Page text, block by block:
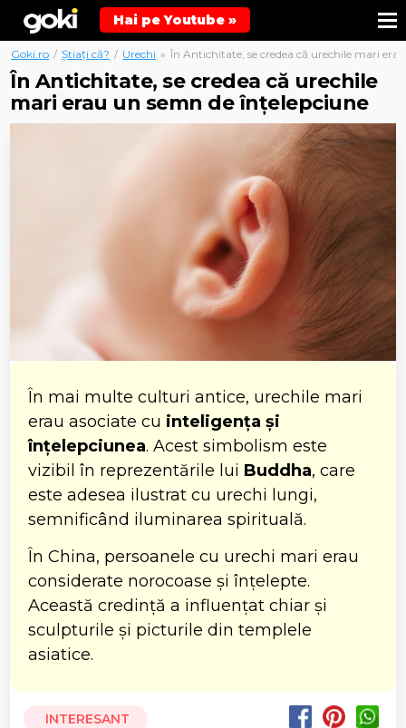
Hai pe Youtube »
Goki.ro / Știați că? / Urechi » În Antichitate, se credea că urechile mari
În Antichitate, se credea că urechile
mari erau un semn de înțelepciune
În mai multe culturi antice, urechile mari
erau asociate cu inteligența și
înțelepciunea. Acest simbolism este
vizibil în reprezentările lui Buddha, care
este adesea ilustrat cu urechi lungi,
semnificând iluminarea spirituală.
În China, persoanele cu urechi mari erau
considerate norocoase și înțelepte.
Această credință a influențat chiar și
sculpturile și picturile din templele
asiatice.
INTERESANT